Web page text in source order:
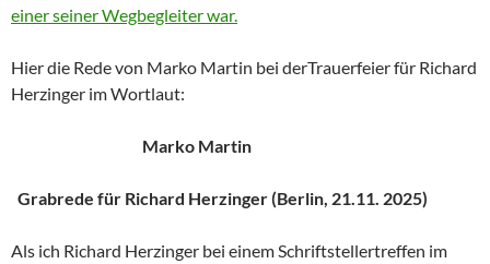
einer seiner Wegbegleiter war.
Hier die Rede von Marko Martin bei derTrauerfeier für Richard
Herzinger im Wortlaut:
Marko Martin
Grabrede für Richard Herzinger (Berlin, 21.11. 2025)
Als ich Richard Herzinger bei einem Schriftstellertreffen im